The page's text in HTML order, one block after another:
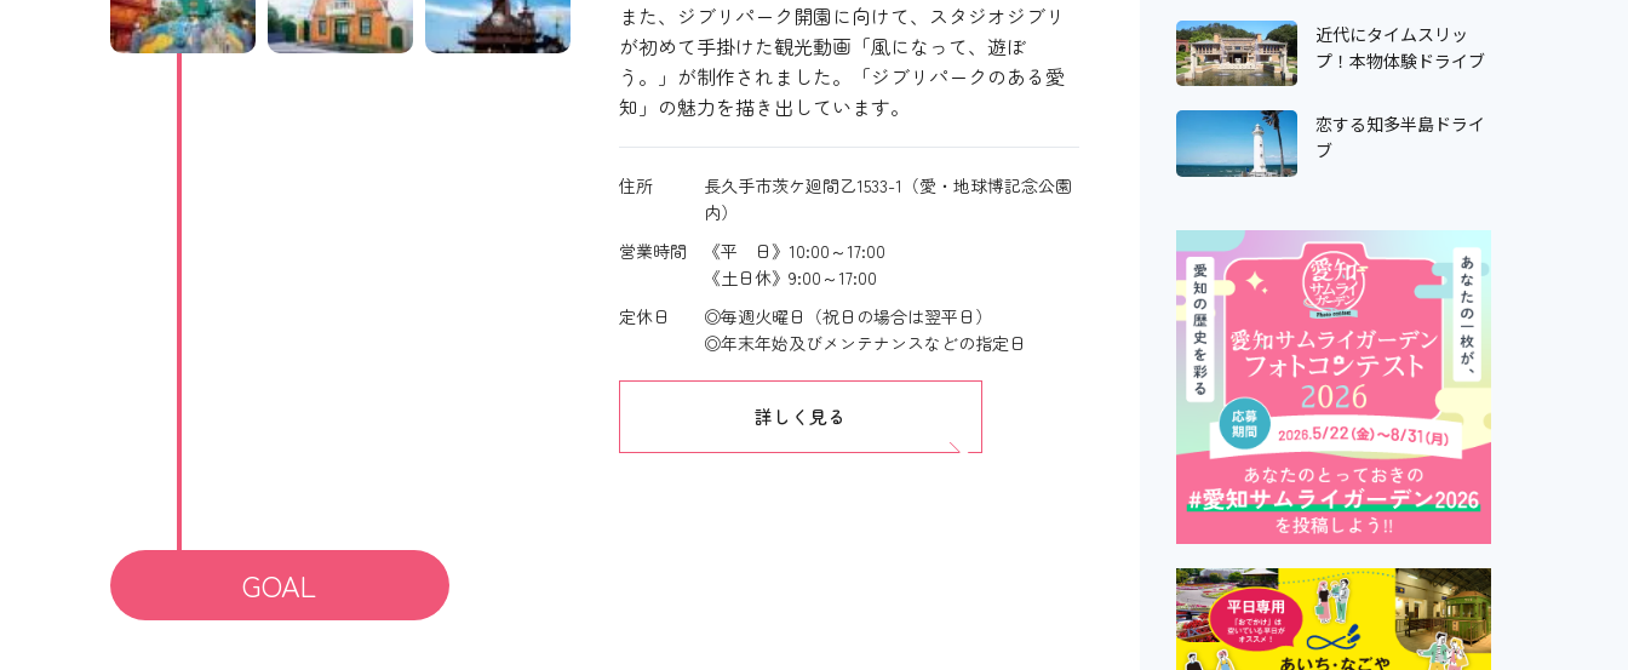
また、ジブリパーク開園に向けて、スタジオジブリ
が初めて手掛けた観光動画「風になって、遊ぼ
う。」が制作されました。「ジブリパークのある愛
知」の魅力を描き出しています。
住所
長久手市茨ケ廻間乙1533-1（愛・地球博記念公園
内）
営業時間
《平 日》10:00～17:00
《土日休》9:00～17:00
定休日
◎毎週火曜日（祝日の場合は翌平日）
◎年末年始及びメンテナンスなどの指定日
詳しく見る
GOAL
近代にタイムスリッ
プ！本物体験ドライブ
恋する知多半島ドライ
ブ